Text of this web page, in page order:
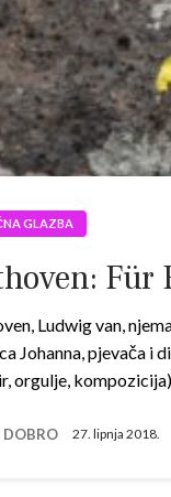
GLAZBA
Für
Ludwig van,
Johanna, pjevača
orgulje,
DOBRO 27. lipnja 2018.